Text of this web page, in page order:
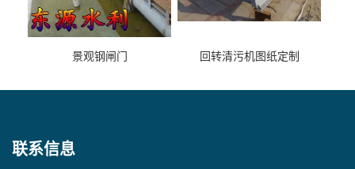
景观钢闸门 回转清污机图纸定制
联系信息